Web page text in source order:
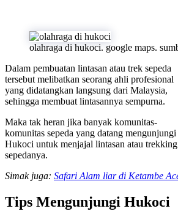
olahraga di hukoci. google maps.
Dalam pembuatan lintasan atau trek sepeda
tersebut melibatkan seorang ahli profesional
yang didatangkan langsung dari Malaysia,
sehingga membuat lintasannya sempurna.
Maka tak heran jika banyak komunitas-
komunitas sepeda yang datang mengunjungi
Hukoci untuk menjajal lintasan atau trekking
sepedanya.
Simak juga: Safari Alam liar di Ketambe
Tips Mengunjungi Hukoci